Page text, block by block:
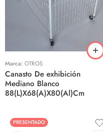
Marca: OTROS
Canasto De exhibición
Mediano Blanco
88(L)X68(A)X80(Al)Cm
PRESENTADO